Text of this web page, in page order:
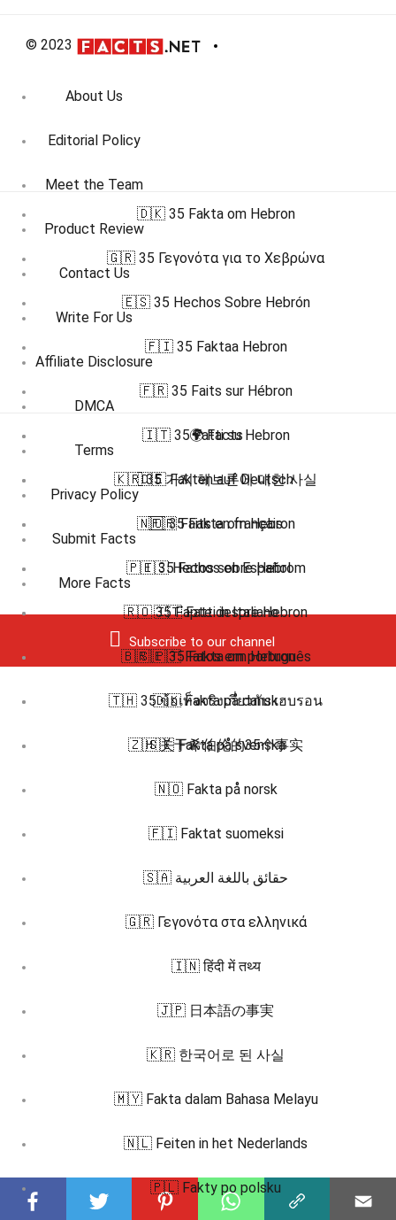
© 2023
About Us
Editorial Policy
Meet the Team
Product Review
Contact Us
Write For Us
Affiliate Disclosure
DMCA
Terms
Privacy Policy
Submit Facts
More Facts
Subscribe to our channel
🇩🇰 35 Fakta om Hebron
🇬🇷 35 Γεγονότα για το Χεβρώνα
🇪🇸 35 Hechos Sobre Hebrón
🇫🇮 35 Faktaa Hebron
🇫🇷 35 Faits sur Hébron
🇮🇹 35 Fatti su Hebron
🇰🇷 35 가지 헤브론에 대한 사실
🇳🇴 35 Fakta om Hebron
🇵🇹 35 Fatos sobre Hebrom
🇷🇴 35 Fapte despre Hebron
🇸🇪 35 Fakta om Hebron
🇹🇭 35 ข้อเท็จจริงเกี่ยวกับ เฮบรอน
🇿🇭 关于希伯伦的35个事实
🌍 Facts
🇩🇪 Fakten auf Deutsch
🇫🇷 Faits en français
🇪🇸 Hechos en Español
🇮🇹 Fatti in Italiano
🇧🇷 🇵🇹 Fatos em português
🇩🇰 Fakta på dansk
🇸🇪 Fakta på svenska
🇳🇴 Fakta på norsk
🇫🇮 Faktat suomeksi
🇸🇦 حقائق باللغة العربية
🇬🇷 Γεγονότα στα ελληνικά
🇮🇳 हिंदी में तथ्य
🇯🇵 日本語の事実
🇰🇷 한국어로 된 사실
🇲🇾 Fakta dalam Bahasa Melayu
🇳🇱 Feiten in het Nederlands
🇵🇱 Fakty po polsku